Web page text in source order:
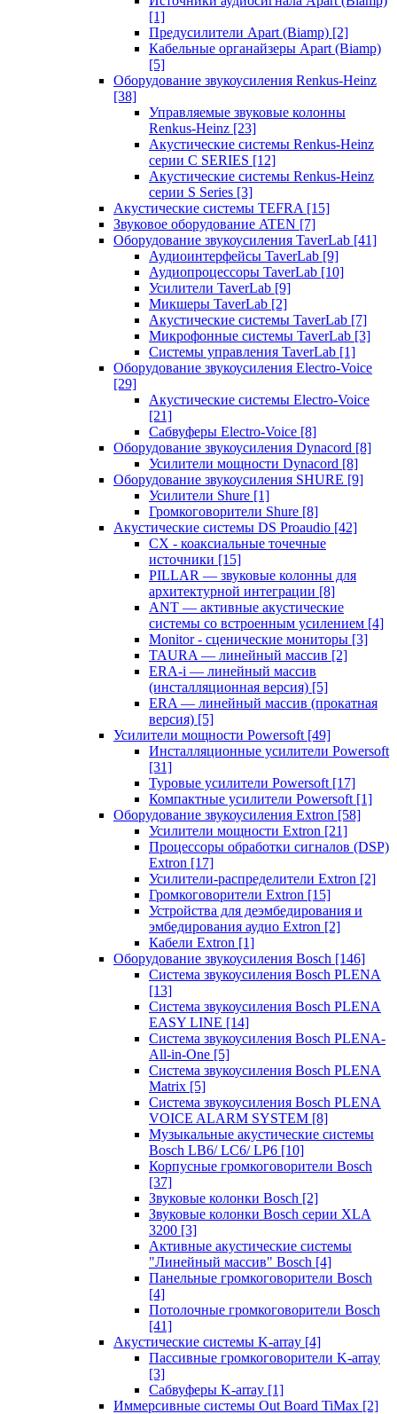
[1]
Предусилители Apart (Biamp) [2]
Кабельные органайзеры Apart (Biamp)
[5]
Оборудование звукоусиления Renkus-Heinz
[38]
Управляемые звуковые колонны
Renkus-Heinz [23]
Акустические системы Renkus-Heinz
серии C SERIES [12]
Акустические системы Renkus-Heinz
серии S Series [3]
Акустические системы TEFRA [15]
Звуковое оборудование ATEN [7]
Оборудование звукоусиления TaverLab [41]
Аудиоинтерфейсы TaverLab [9]
Аудиопроцессоры TaverLab [10]
Усилители TaverLab [9]
Микшеры TaverLab [2]
Акустические системы TaverLab [7]
Микрофонные системы TaverLab [3]
Системы управления TaverLab [1]
Оборудование звукоусиления Electro-Voice
[29]
Акустические системы Electro-Voice
[21]
Сабвуферы Electro-Voice [8]
Оборудование звукоусиления Dynacord [8]
Усилители мощности Dynacord [8]
Оборудование звукоусиления SHURE [9]
Усилители Shure [1]
Громкоговорители Shure [8]
Акустические системы DS Proaudio [42]
CX - коаксиальные точечные
источники [15]
PILLAR — звуковые колонны для
архитектурной интеграции [8]
ANT — активные акустические
системы со встроенным усилением [4]
Monitor - сценические мониторы [3]
TAURA — линейный массив [2]
ERA-i — линейный массив
(инсталляционная версия) [5]
ERA — линейный массив (прокатная
версия) [5]
Усилители мощности Powersoft [49]
Инсталляционные усилители Powersoft
[31]
Туровые усилители Powersoft [17]
Компактные усилители Powersoft [1]
Оборудование звукоусиления Extron [58]
Усилители мощности Extron [21]
Процессоры обработки сигналов (DSP)
Extron [17]
Усилители-распределители Extron [2]
Громкоговорители Extron [15]
Устройства для деэмбедирования и
эмбедирования аудио Extron [2]
Кабели Extron [1]
Оборудование звукоусиления Bosch [146]
Система звукоусиления Bosch PLENA
[13]
Система звукоусиления Bosch PLENA
EASY LINE [14]
Система звукоусиления Bosch PLENA-
All-in-One [5]
Система звукоусиления Bosch PLENA
Matrix [5]
Система звукоусиления Bosch PLENA
VOICE ALARM SYSTEM [8]
Музыкальные акустические системы
Bosch LB6/ LC6/ LP6 [10]
Корпусные громкоговорители Bosch
[37]
Звуковые колонки Bosch [2]
Звуковые колонки Bosch серии XLA
3200 [3]
Активные акустические системы
"Линейный массив" Bosch [4]
Панельные громкоговорители Bosch
[4]
Потолочные громкоговорители Bosch
[41]
Акустические системы K-array [4]
Пассивные громкоговорители K-array
[3]
Сабвуферы K-array [1]
Иммерсивные системы Out Board TiMax [2]